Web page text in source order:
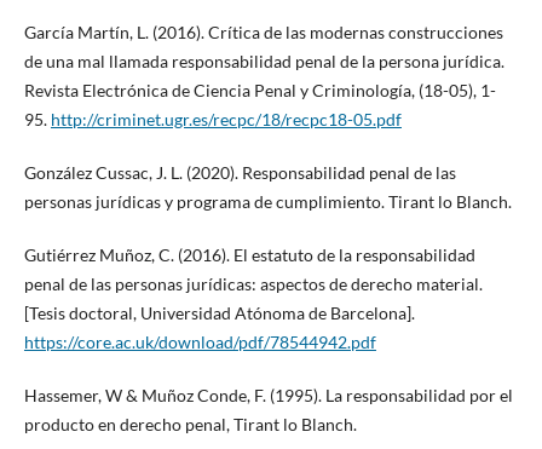
García Martín, L. (2016). Crítica de las modernas construcciones
de una mal llamada responsabilidad penal de la persona jurídica.
Revista Electrónica de Ciencia Penal y Criminología, (18-05), 1-
95. http://criminet.ugr.es/recpc/18/recpc18-05.pdf
González Cussac, J. L. (2020). Responsabilidad penal de las
personas jurídicas y programa de cumplimiento. Tirant lo Blanch.
Gutiérrez Muñoz, C. (2016). El estatuto de la responsabilidad
penal de las personas jurídicas: aspectos de derecho material.
[Tesis doctoral, Universidad Atónoma de Barcelona].
https://core.ac.uk/download/pdf/78544942.pdf
Hassemer, W & Muñoz Conde, F. (1995). La responsabilidad por el
producto en derecho penal, Tirant lo Blanch.